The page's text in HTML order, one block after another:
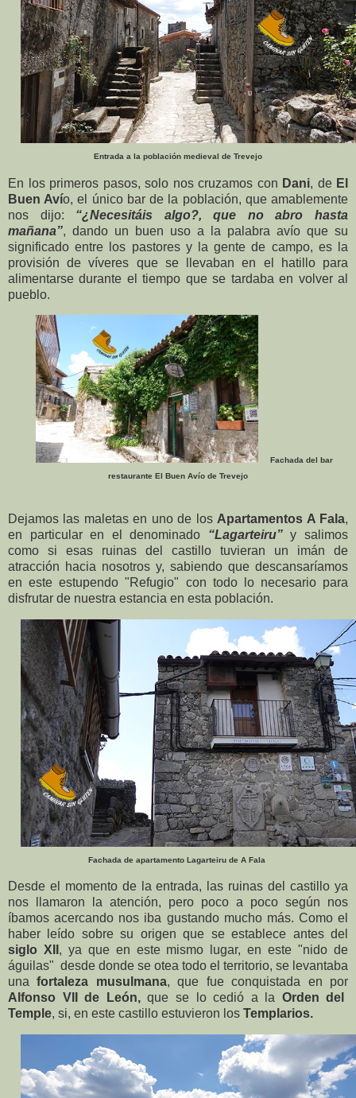
Entrada a la población medieval de Trevejo
En los primeros pasos, solo nos cruzamos con Dani, de El
Buen Avío, el único bar de la población, que amablemente
nos dijo: “¿Necesitáis algo?, que no abro hasta
mañana”, dando un buen uso a la palabra avío que su
significado entre los pastores y la gente de campo, es la
provisión de víveres que se llevaban en el hatillo para
alimentarse durante el tiempo que se tardaba en volver al
pueblo.
Fachada del bar
restaurante El Buen Avío de Trevejo
Dejamos las maletas en uno de los Apartamentos A Fala,
en particular en el denominado “Lagarteiru”y salimos
como si esas ruinas del castillo tuvieran un imán de
atracción hacia nosotros y, sabiendo que descansaríamos
en este estupendo "Refugio" con todo lo necesario para
disfrutar de nuestra estancia en esta población.
Fachada de apartamento Lagarteiru de A Fala
Desde el momento de la entrada, las ruinas del castillo ya
nos llamaron la atención, pero poco a poco según nos
íbamos acercando nos iba gustando mucho más. Como el
haber leído sobre su origen que se establece antes del
siglo XII , ya que en este mismo lugar, en este "nido de
águilas" desde donde se otea todo el territorio, se levantaba
unafortaleza musulmana, que fue conquistada en por
Alfonso VII de León,que se lo cedió a la Orden del
Temple, si, en este castillo estuvieron los Templarios.